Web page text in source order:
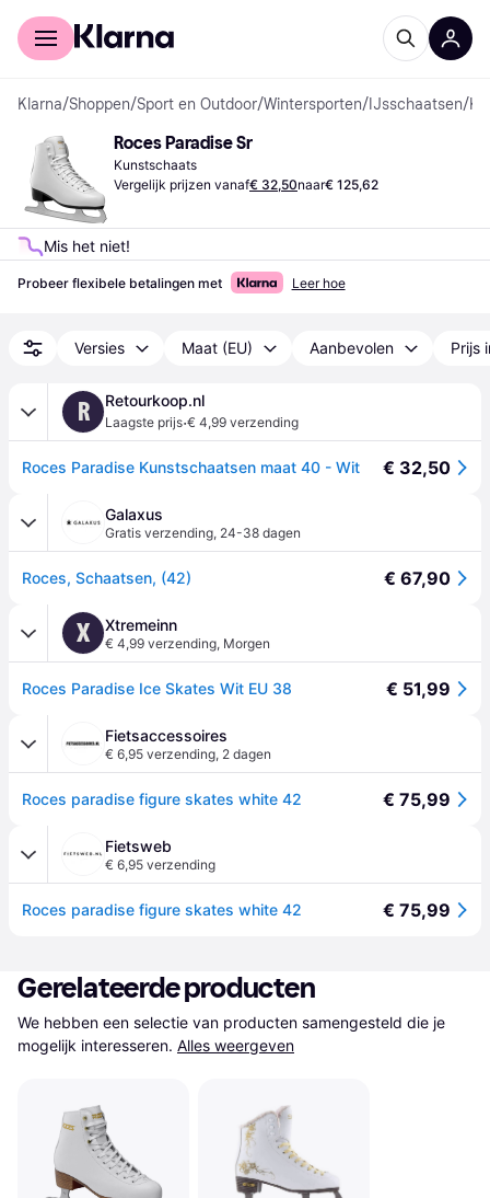
Voor shoppers
Klarna/Shoppen/Sport en Outdoor/Wintersporten/ IJsschaatsen/
Roces Paradise Sr
Kunstschaats
Vergelijk prijzen vanaf€ 32,50naar€ 125,62
Mis het niet!
Probeer flexibele betalingen met Leer hoe
Versies Maat (EU) Aanbevolen Prijs
R Retourkoop.nl
Laagste prijs·€ 4,99 verzending
Roces Paradise Kunstschaatsen maat 40 - Wit € 32,50
Galaxus
Gratis verzending, 24-38 dagen
Roces, Schaatsen, (42) € 67,90
X Xtremeinn
€ 4,99 verzending, Morgen
Roces Paradise Ice Skates Wit EU 38 € 51,99
Fietsaccessoires
€ 6,95 verzending, 2 dagen
Roces paradise figure skates white 42 € 75,99
Fietsweb
€ 6,95 verzending
Roces paradise figure skates white 42 € 75,99
Gerelateerde producten
We hebben een selectie van producten samengesteld die je
mogelijk interesseren. Alles weergeven